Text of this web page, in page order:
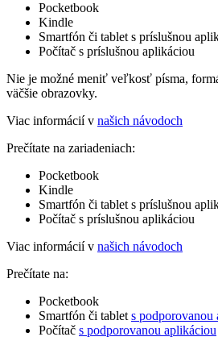
Pocketbook
Kindle
Smartfón či tablet s príslušnou
Počítač s príslušnou aplikáciou
Nie je možné meniť veľkosť písma,
väčšie obrazovky.
Viac informácií v našich návodoch
Prečítate na zariadeniach:
Pocketbook
Kindle
Smartfón či tablet s príslušnou
Počítač s príslušnou aplikáciou
Viac informácií v našich návodoch
Prečítate na:
Pocketbook
Smartfón či tablet s podporovanou
Počítač s podporovanou aplikáciou